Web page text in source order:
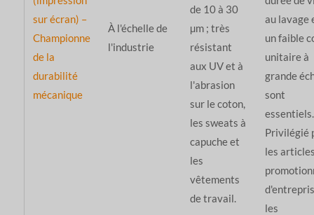
sur écran) –
Championne
de la
durabilité
mécanique
À l'échelle de
l'industrie
de 10 à 30
µm ; très
résistant
aux UV et à
l'abrasion
sur le coton,
les sweats à
capuche et
les
vêtements
de travail.
au lavage
un faible
unitaire à
grande
sont
essentiels.
Privilégié
les
les